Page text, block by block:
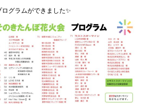
グラムができました✨